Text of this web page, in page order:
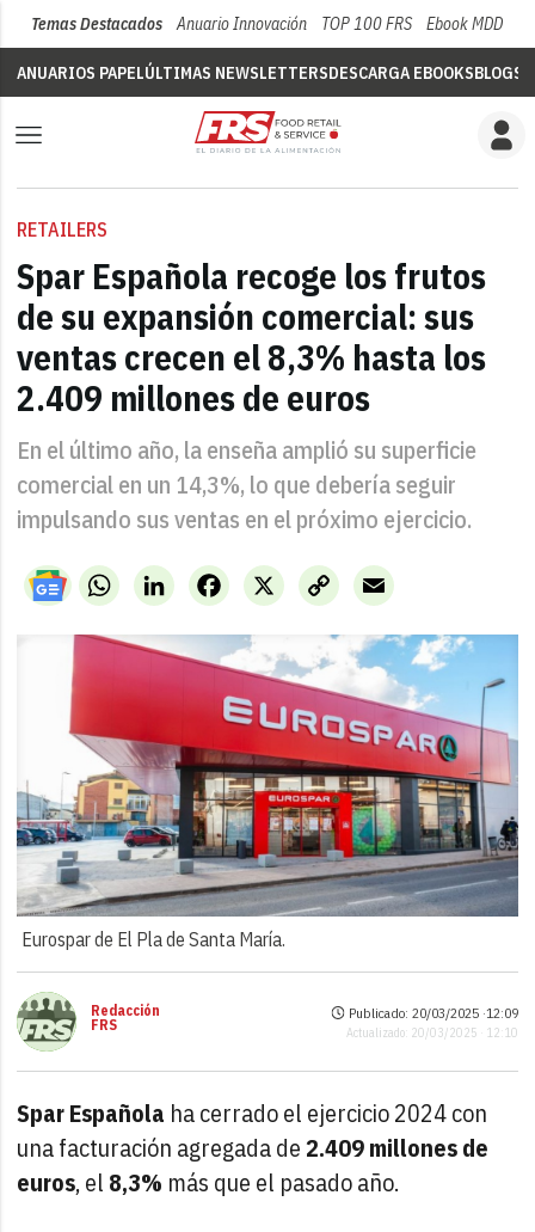
Temas Destacados Anuario Innovación TOP 100 FRS Ebook MDD
ANUARIOS PAPELÚLTIMAS NEWSLETTERSDESCARGA EBOOKSBLOGS
RETAILERS
Spar Española recoge los frutos
de su expansión comercial: sus
ventas crecen el 8,3% hasta los
2.409 millones de euros
En el último año, la enseña amplió su superficie
comercial en un 14,3%, lo que debería seguir
impulsando sus ventas en el próximo ejercicio.
WhatsAppLinkedIn X
Facebook
Copy
Link
Email
Eurospar de El Pla de Santa María.
Redacción
FRS
Publicado: 20/03/2025 ·12:09
Actualizado: 20/03/2025 · 12:10
Spar Española ha cerrado el ejercicio 2024 con
una facturación agregada de2.409 millones de
euros, el 8,3% más que el pasado año.